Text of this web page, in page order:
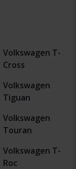
Volkswagen T-
Cross
Volkswagen
Tiguan
Volkswagen
Touran
Volkswagen T-
Roc